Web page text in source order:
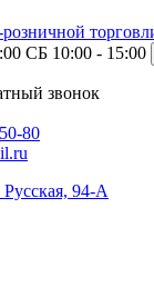
СБ 10:00 - 15:00
звонок
80
Русская, 94-А